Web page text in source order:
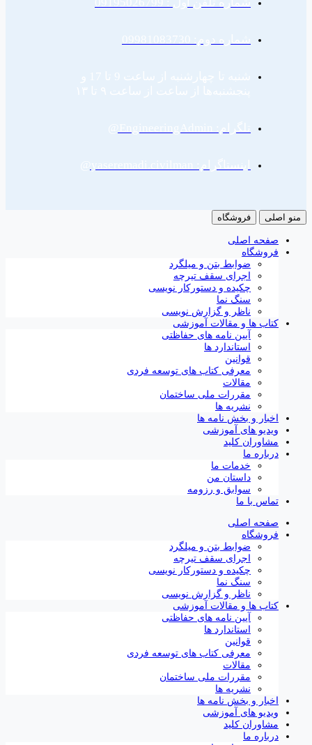
منو اصلی فروشگاه
صفحه اصلی
فروشگاه
ضوابط بتن و میلگرد
اجرای سقف تیرچه
چکیده و دستورکار نویسی
سنگ نما
ناظر و گزارش نویسی
کتاب ها و مقالات آموزشی
آیین نامه های حفاظتی
استاندارد ها
قوانین
معرفی کتاب های توسعه فردی
مقالات
مقررات ملی ساختمان
نشریه ها
اخبار و بخش نامه ها
ویدیو های آموزشی
مشاوران کلید
درباره ما
خدمات ما
داستان من
سوابق و رزومه
تماس با ما
صفحه اصلی
فروشگاه
ضوابط بتن و میلگرد
اجرای سقف تیرچه
چکیده و دستورکار نویسی
سنگ نما
ناظر و گزارش نویسی
کتاب ها و مقالات آموزشی
آیین نامه های حفاظتی
استاندارد ها
قوانین
معرفی کتاب های توسعه فردی
مقالات
مقررات ملی ساختمان
نشریه ها
اخبار و بخش نامه ها
ویدیو های آموزشی
مشاوران کلید
درباره ما